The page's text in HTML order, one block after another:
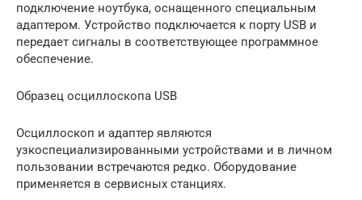
подключение ноутбука, оснащенного специальным
адаптером. Устройство подключается к порту USB и
передает сигналы в соответствующее программное
обеспечение.
Образец осциллоскопа USB
Осциллоскоп и адаптер являются
узкоспециализированными устройствами и в личном
пользовании встречаются редко. Оборудование
применяется в сервисных станциях.